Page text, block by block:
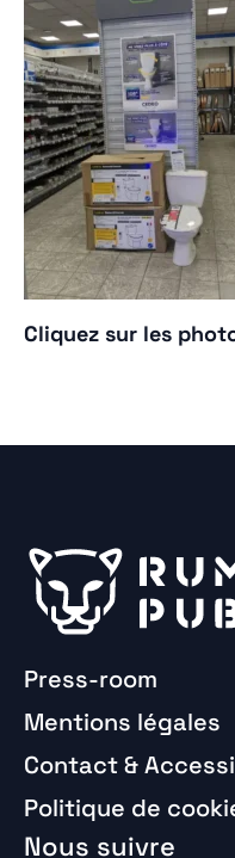
Cliquez sur les
Press-room
Mentions légales
Contact &
Politique de
Nous suivre